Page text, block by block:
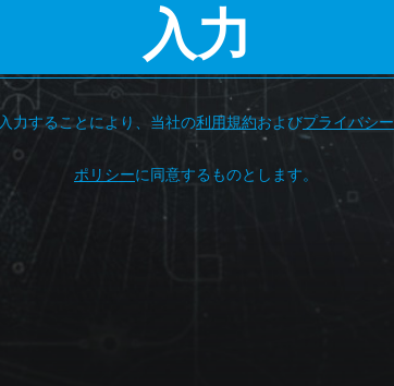
入力
入力することにより、当社の利用規約およびプライバシー
ポリシーに同意するものとします。